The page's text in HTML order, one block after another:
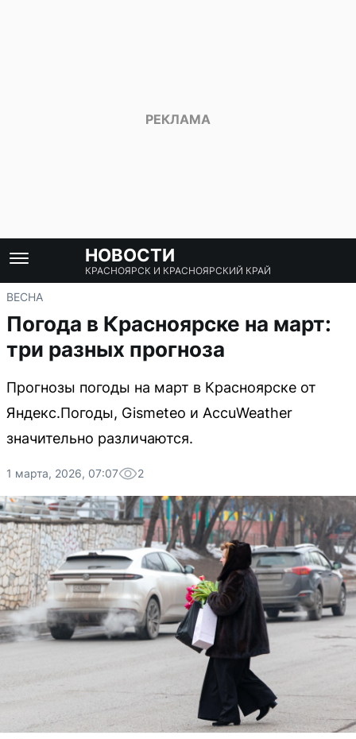
НОВОСТИ
КРАСНОЯРСК И КРАСНОЯРСКИЙ КРАЙ
ВЕСНА
Погода в Красноярске на март:
три разных прогноза
Прогнозы погоды на март в Красноярске от
Яндекс.Погоды, Gismeteo и AccuWeather
значительно различаются.
1 марта, 2026, 07:07 2